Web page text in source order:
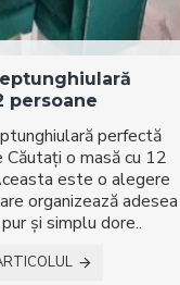
persoane
perfectă
o masă cu 12
este o alegere
organizează adesea
și simplu dore..